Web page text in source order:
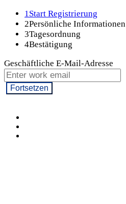
1Start Registrierung
2Persönliche Informationen
3Tagesordnung
4Bestätigung
Geschäftliche E-Mail-Adresse
Fortsetzen